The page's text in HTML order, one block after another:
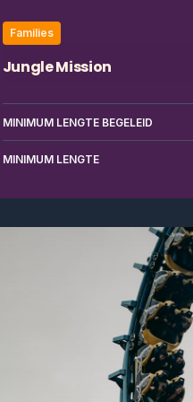
Families
Jungle Mission
ooit! Deze familie-favoriet
avontuurlijke boottocht door de
watereffecten en meeslepende
vertelt je alles over de wilde
MINIMUM LENGTE BEGELEID
MINIMUM LENGTE